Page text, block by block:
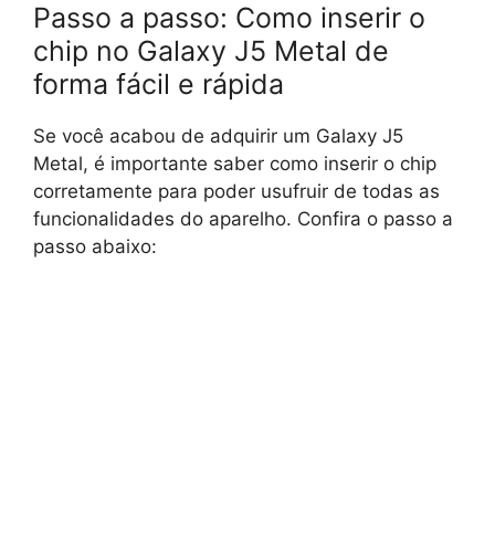
Passo a passo: Como inserir o
chip no Galaxy J5 Metal de
forma fácil e rápida
Se você acabou de adquirir um Galaxy J5
Metal, é importante saber como inserir o chip
corretamente para poder usufruir de todas as
funcionalidades do aparelho. Confira o passo a
passo abaixo: